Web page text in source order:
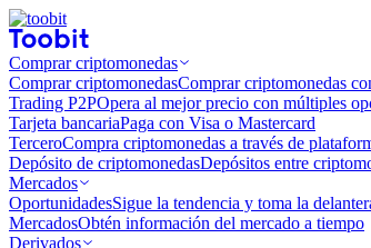
Comprar criptomonedas
Comprar criptomonedasComprar criptomonedas
Trading P2POpera al mejor precio con múltiples
Tarjeta bancariaPaga con Visa o Mastercard
TerceroCompra criptomonedas a través de
Depósito de criptomonedasDepósitos entre
Mercados
OportunidadesSigue la tendencia y toma la
MercadosObtén información del mercado a tiempo
Derivados